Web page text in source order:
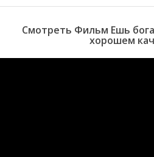
Смотреть Фильм Ешь
хорошем